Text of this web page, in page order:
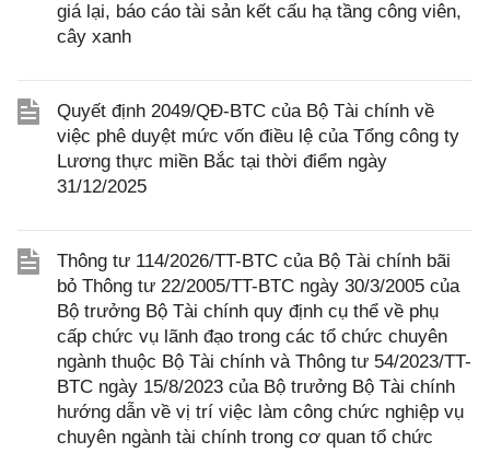
giá lại, báo cáo tài sản kết cấu hạ tầng công viên,
cây xanh
Quyết định 2049/QĐ-BTC của Bộ Tài chính về
việc phê duyệt mức vốn điều lệ của Tổng công ty
Lương thực miền Bắc tại thời điểm ngày
31/12/2025
Thông tư 114/2026/TT-BTC của Bộ Tài chính bãi
bỏ Thông tư 22/2005/TT-BTC ngày 30/3/2005 của
Bộ trưởng Bộ Tài chính quy định cụ thể về phụ
cấp chức vụ lãnh đạo trong các tổ chức chuyên
ngành thuộc Bộ Tài chính và Thông tư 54/2023/TT-
BTC ngày 15/8/2023 của Bộ trưởng Bộ Tài chính
hướng dẫn về vị trí việc làm công chức nghiệp vụ
chuyên ngành tài chính trong cơ quan tổ chức